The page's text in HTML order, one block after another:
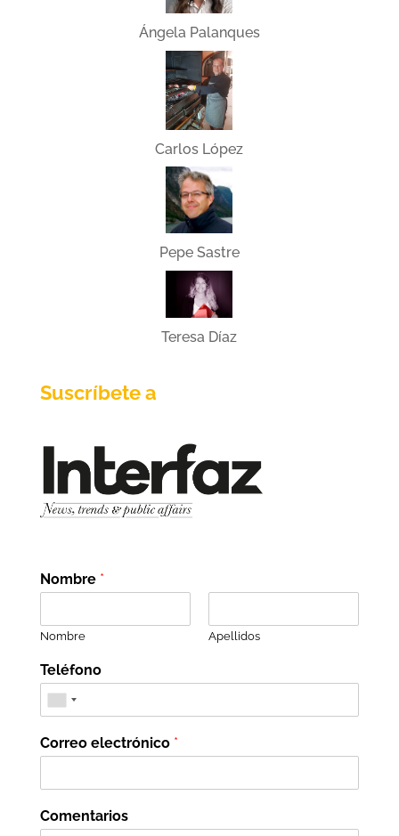
Ángela Palanques
Carlos López
Pepe Sastre
Teresa Díaz
Suscríbete a
Nombre *
Nombre Apellidos
Teléfono
Correo electrónico *
Comentarios